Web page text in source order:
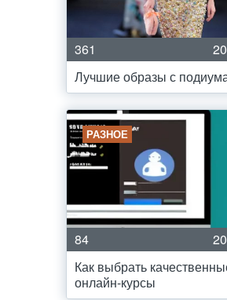
361
Лучшие образы с
РАЗНОЕ
84
Как выбрать
онлайн-курсы